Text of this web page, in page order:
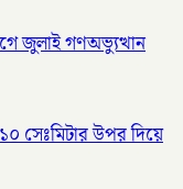
জুলাই গণঅভ্যুত্থান
১০ সেঃমিটার উপর দিয়ে